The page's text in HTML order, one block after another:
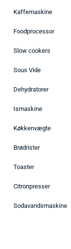
Kaffemaskine
Foodprocessor
Slow cookers
Sous Vide
Dehydratorer
Ismaskine
Køkkenvægte
Brødrister
Toaster
Citronpresser
Sodavandsmaskine